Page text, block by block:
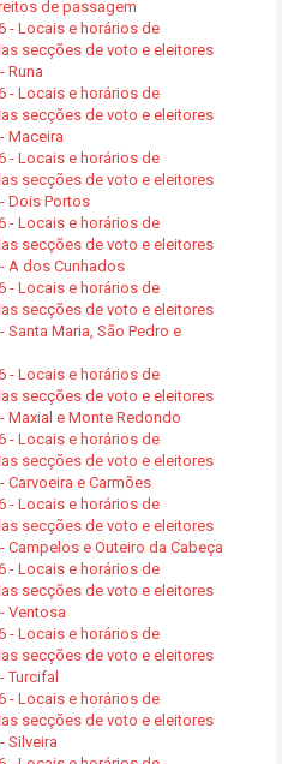
de passagem
- Locais e horários de
secções de voto e eleitores
Runa
- Locais e horários de
secções de voto e eleitores
Maceira
- Locais e horários de
secções de voto e eleitores
Dois Portos
- Locais e horários de
secções de voto e eleitores
A dos Cunhados
- Locais e horários de
secções de voto e eleitores
Santa Maria, São Pedro e
- Locais e horários de
secções de voto e eleitores
Maxial e Monte Redondo
- Locais e horários de
secções de voto e eleitores
Carvoeira e Carmões
- Locais e horários de
secções de voto e eleitores
Campelos e Outeiro da Cabeça
- Locais e horários de
secções de voto e eleitores
Ventosa
- Locais e horários de
secções de voto e eleitores
Turcifal
- Locais e horários de
secções de voto e eleitores
Silveira